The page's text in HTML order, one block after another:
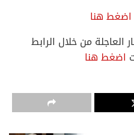
اضغط هنا
العاجلة من خلال الرابط
اضغط هنا